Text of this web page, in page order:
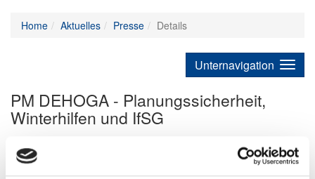
Home Aktuelles Presse Details
Unternavigation
PM DEHOGA - Planungssicherheit,
Winterhilfen und IfSG
Pressemitteilung 25.11.20